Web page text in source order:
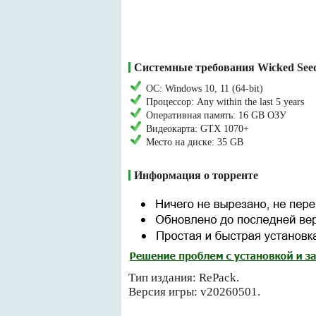
Системные требования Wicked
ОС: Windows 10, 11 (64-bit)
Процессор: Any within the last 5 years
Оперативная память: 16 GB ОЗУ
Видеокарта: GTX 1070+
Место на диске: 35 GB
Информация о торренте
Тип издания: RePack.
Версия игры: v20260501.